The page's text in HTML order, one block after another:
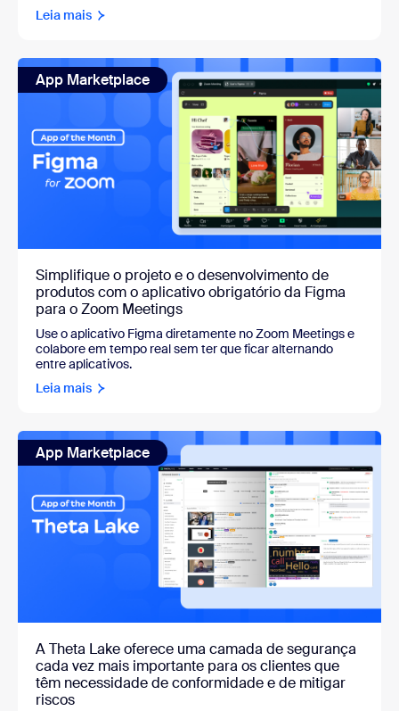
Leia mais
App Marketplace
Simplifique o projeto e o desenvolvimento de
produtos com o aplicativo obrigatório da Figma
para o Zoom Meetings
Use o aplicativo Figma diretamente no Zoom Meetings e
colabore em tempo real sem ter que ficar alternando
entre aplicativos.
Leia mais
App Marketplace
A Theta Lake oferece uma camada de segurança
cada vez mais importante para os clientes que
têm necessidade de conformidade e de mitigar
riscos